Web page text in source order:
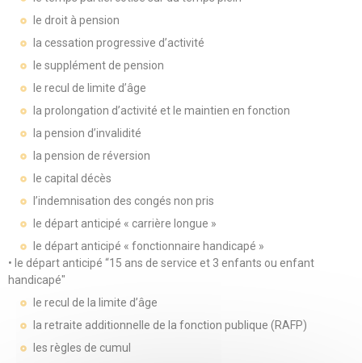
le droit à pension
la cessation progressive d’activité
le supplément de pension
le recul de limite d’âge
la prolongation d’activité et le maintien en fonction
la pension d’invalidité
la pension de réversion
le capital décès
l’indemnisation des congés non pris
le départ anticipé « carrière longue »
le départ anticipé « fonctionnaire handicapé »
• le départ anticipé “15 ans de service et 3 enfants ou enfant
handicapé"
le recul de la limite d’âge
la retraite additionnelle de la fonction publique (RAFP)
les règles de cumul